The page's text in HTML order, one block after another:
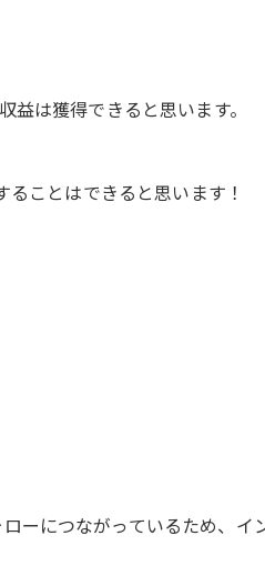
は獲得できると思います。
ことはできると思います！
ーにつながっているため、イ